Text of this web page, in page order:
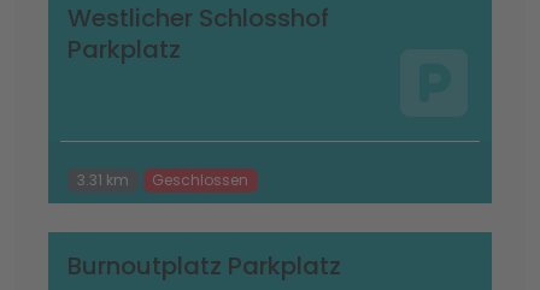
Westlicher Schlosshof
Parkplatz
3.31 km Geschlossen
Burnoutplatz Parkplatz